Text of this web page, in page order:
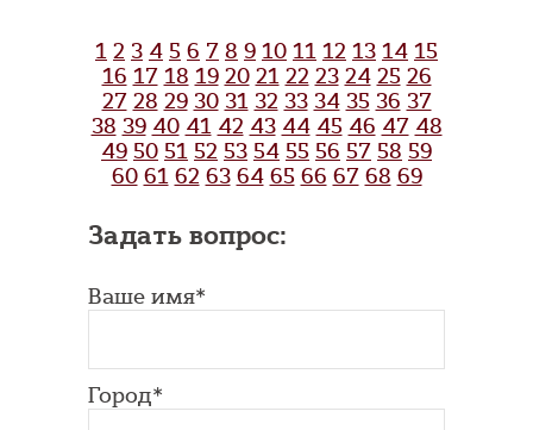
1 2 3 4 5 6 7 8 9 10 11 12 13 14 15
16 17 18 19 20 21 22 23 24 25 26
27 28 29 30 31 32 33 34 35 36 37
38 39 40 41 42 43 44 45 46 47 48
49 50 51 52 53 54 55 56 57 58 59
60 61 62 63 64 65 66 67 68 69
Задать вопрос:
Ваше имя*
Город*